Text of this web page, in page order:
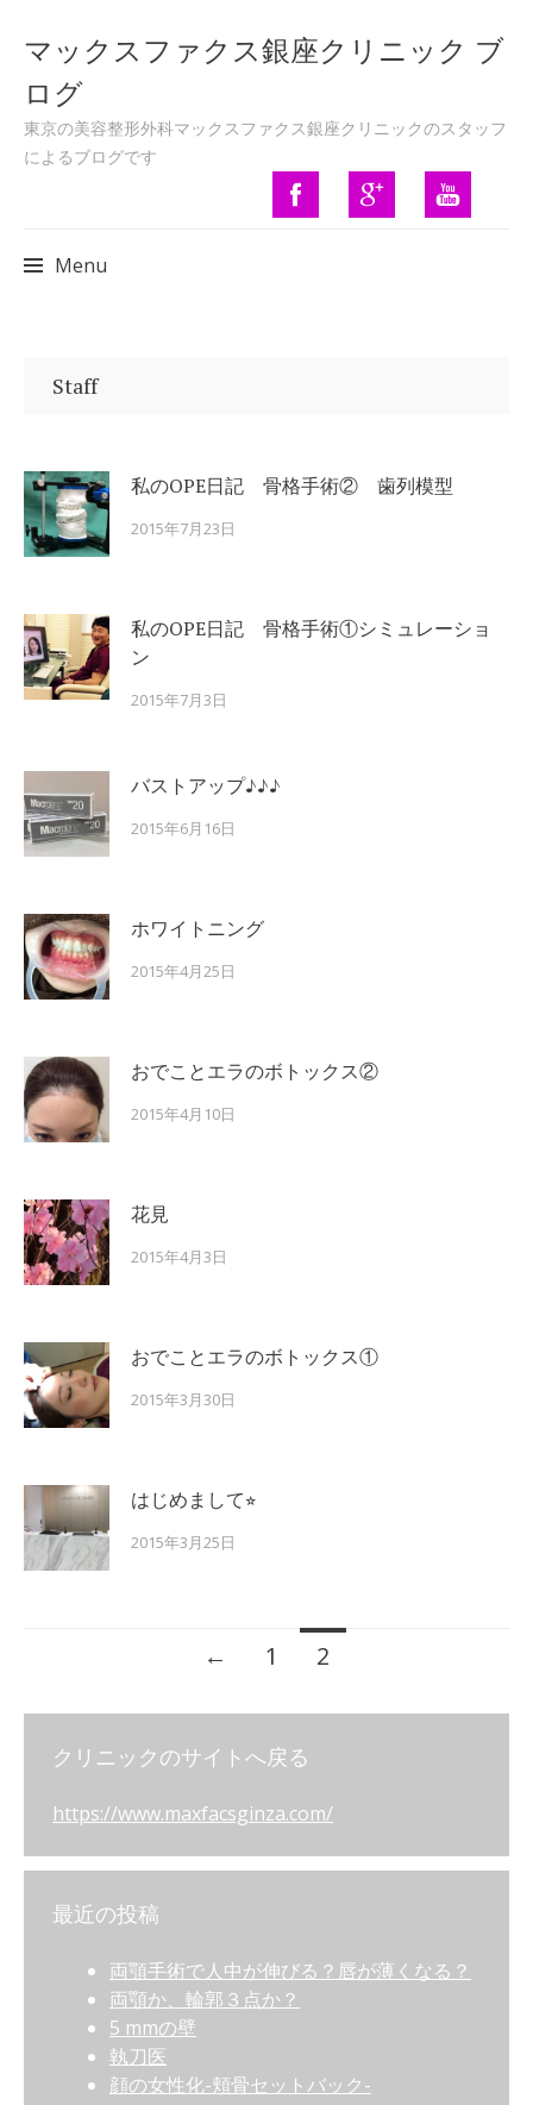
マックスファクス銀座クリニック ブ
ログ
東京の美容整形外科マックスファクス銀座クリニックのスタッフ
によるブログです
Menu
Staff
私のOPE日記 骨格手術② 歯列模型
2015年7月23日
私のOPE日記 骨格手術①シミュレーショ
ン
2015年7月3日
バストアップ♪♪♪
2015年6月16日
ホワイトニング
2015年4月25日
おでことエラのボトックス②
2015年4月10日
花見
2015年4月3日
おでことエラのボトックス①
2015年3月30日
はじめまして⭐︎
2015年3月25日
Posts navigation
← 1 2
クリニックのサイトへ戻る
https://www.maxfacsginza.com/
最近の投稿
両顎手術で人中が伸びる？唇が薄くなる？
両顎か、輪郭３点か？
5 mmの壁
執刀医
顔の女性化-頬骨セットバック-